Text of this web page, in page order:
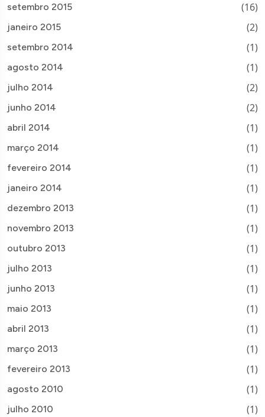
setembro 2015 (16)
janeiro 2015 (2)
setembro 2014 (1)
agosto 2014 (1)
julho 2014 (2)
junho 2014 (2)
abril 2014 (1)
março 2014 (1)
fevereiro 2014 (1)
janeiro 2014 (1)
dezembro 2013 (1)
novembro 2013 (1)
outubro 2013 (1)
julho 2013 (1)
junho 2013 (1)
maio 2013 (1)
abril 2013 (1)
março 2013 (1)
fevereiro 2013 (1)
agosto 2010 (1)
julho 2010 (1)